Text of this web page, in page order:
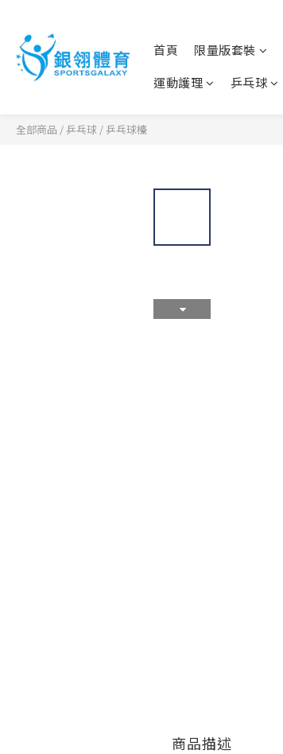
首頁 限量版套裝
運動護理
乒乓球
全部商品 /乒乓球 /乒乓球檯
商品描述